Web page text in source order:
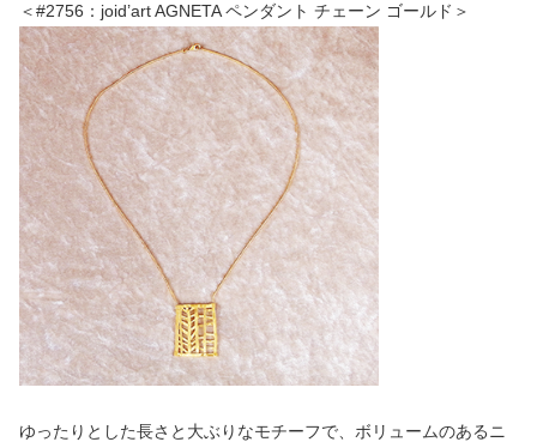
＜#2756：joid’art AGNETA ペンダント チェーン ゴールド＞
ゆったりとした長さと大ぶりなモチーフで、ボリュームのあるニ